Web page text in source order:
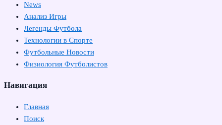
News
Анализ Игры
Легенды Футбола
Технологии в Спорте
Футбольные Новости
Физиология Футболистов
Навигация
Главная
Поиск